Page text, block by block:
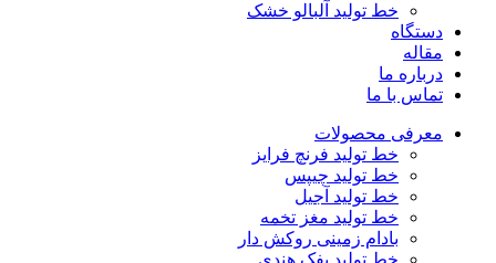
خط تولید آلبالو خشک
دستگاه
مقاله
درباره ما
تماس با ما
معرفی محصولات
خط تولید فرنچ فرایز
خط تولید چیپس
خط تولید آجیل
خط تولید مغز تخمه
بادام زمینی روکش دار
خط تولید پفک هندی